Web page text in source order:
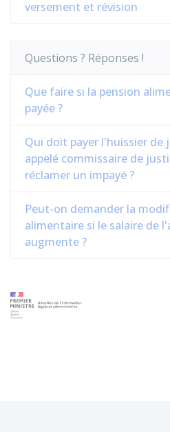
versement et révision
Questions ? Réponses !
Que faire si la pension
payée ?
Qui doit payer l'huissier de
appelé commissaire de
réclamer un impayé ?
Peut-on demander la
alimentaire si le salaire de
augmente ?